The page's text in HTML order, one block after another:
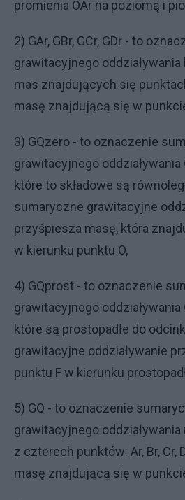
promienia OAr na poziomą i
2) GAr, GBr, GCr, GDr - to
grawitacyjnego
mas znajdujących się punktach
masę znajdującą się w
3) GQzero - to oznaczenie
grawitacyjnego oddziaływania
które to składowe są
sumaryczne grawitacyjne
przyśpiesza masę, która
w kierunku punktu O,
4) GQprost - to oznaczenie
grawitacyjnego oddziaływania
które są prostopadłe do
grawitacyjne oddziaływanie
punktu F w kierunku
5) GQ - to oznaczenie
grawitacyjnego
z czterech punktów: Ar, Br, Cr,
masę znajdującą się w